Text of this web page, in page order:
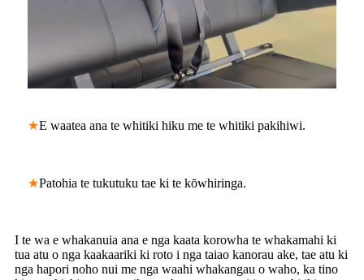
★E waatea ana te whitiki hiku me te whitiki pakihiwi.
★Patohia te tukutuku tae ki te kōwhiringa.
I te wa e whakanuia ana e nga kaata korowha te whakamahi ki
tua atu o nga kaakaariki ki roto i nga taiao kanorau ake, tae atu ki
nga hapori noho nui me nga waahi whakangau o waho, ka tino